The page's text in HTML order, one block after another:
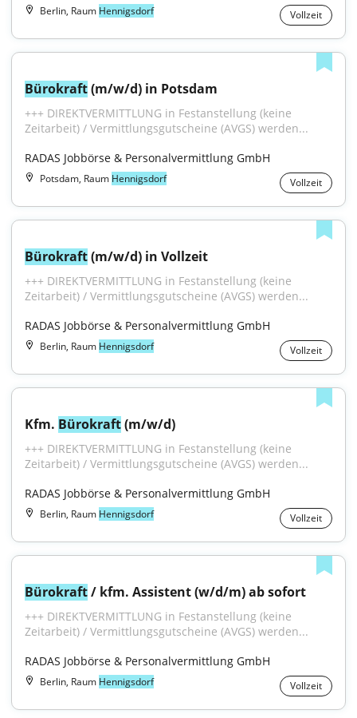
Berlin, Raum Hennigsdorf Vollzeit
Bürokraft (m/w/d) in Potsdam
+++ DIREKTVERMITTLUNG in Festanstellung (keine
Zeitarbeit) / Vermittlungsgutscheine (AVGS) werden...
RADAS Jobbörse & Personalvermittlung GmbH
Potsdam, Raum Hennigsdorf Vollzeit
Bürokraft (m/w/d) in Vollzeit
+++ DIREKTVERMITTLUNG in Festanstellung (keine
Zeitarbeit) / Vermittlungsgutscheine (AVGS) werden...
RADAS Jobbörse & Personalvermittlung GmbH
Berlin, Raum Hennigsdorf Vollzeit
Kfm. Bürokraft (m/w/d)
+++ DIREKTVERMITTLUNG in Festanstellung (keine
Zeitarbeit) / Vermittlungsgutscheine (AVGS) werden...
RADAS Jobbörse & Personalvermittlung GmbH
Berlin, Raum Hennigsdorf Vollzeit
Bürokraft / kfm. Assistent (w/d/m) ab sofort
+++ DIREKTVERMITTLUNG in Festanstellung (keine
Zeitarbeit) / Vermittlungsgutscheine (AVGS) werden...
RADAS Jobbörse & Personalvermittlung GmbH
Berlin, Raum Hennigsdorf Vollzeit